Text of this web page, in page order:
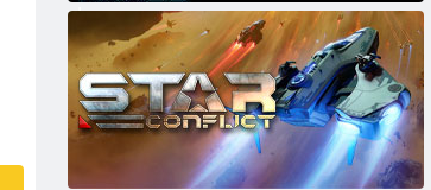
אַירריוואַלס